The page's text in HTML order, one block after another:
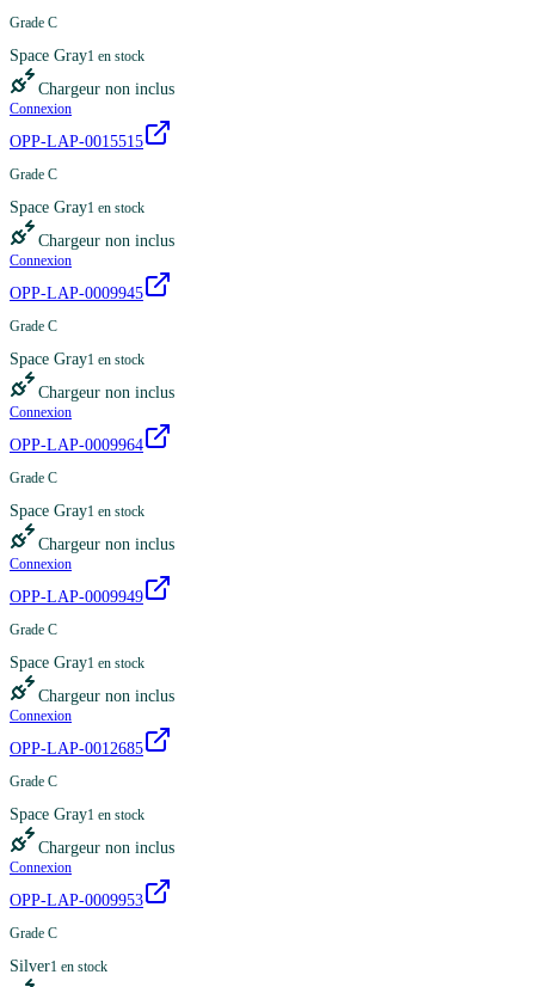
Grade C
Space Gray1 en stock
Chargeur non inclus
Connexion
OPP-LAP-0015515
Grade C
Space Gray1 en stock
Chargeur non inclus
Connexion
OPP-LAP-0009945
Grade C
Space Gray1 en stock
Chargeur non inclus
Connexion
OPP-LAP-0009964
Grade C
Space Gray1 en stock
Chargeur non inclus
Connexion
OPP-LAP-0009949
Grade C
Space Gray1 en stock
Chargeur non inclus
Connexion
OPP-LAP-0012685
Grade C
Space Gray1 en stock
Chargeur non inclus
Connexion
OPP-LAP-0009953
Grade C
Silver1 en stock